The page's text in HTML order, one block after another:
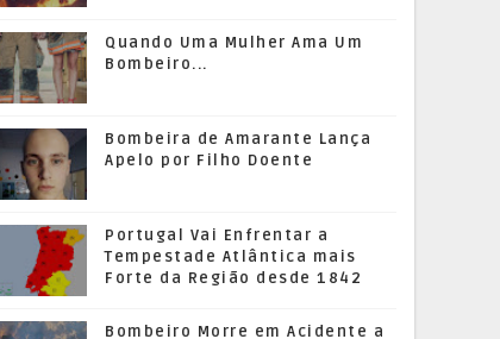
Quando Uma Mulher Ama Um
Bombeiro...
Bombeira de Amarante Lança
Apelo por Filho Doente
Portugal Vai Enfrentar a
Tempestade Atlântica mais
Forte da Região desde 1842
Bombeiro Morre em Acidente a